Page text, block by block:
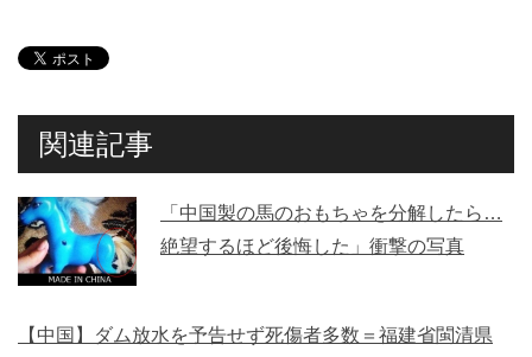
関連記事
「中国製の馬のおもちゃを分解したら…
絶望するほど後悔した」衝撃の写真
【中国】ダム放水を予告せず死傷者多数＝福建省閩清県